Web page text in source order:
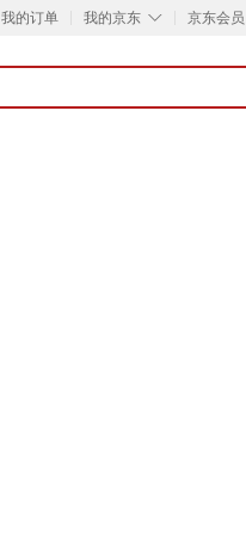
我的订单 ◇
我的京东 京东会员